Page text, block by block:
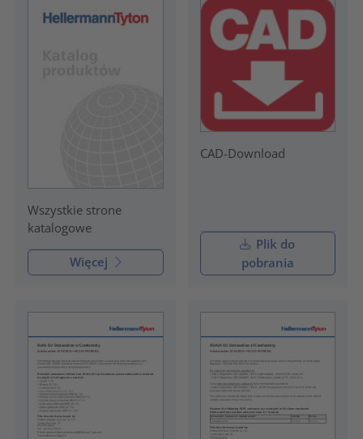
Wszystkie strone
katalogowe
Więcej
CAD-Download
Plik do
pobrania